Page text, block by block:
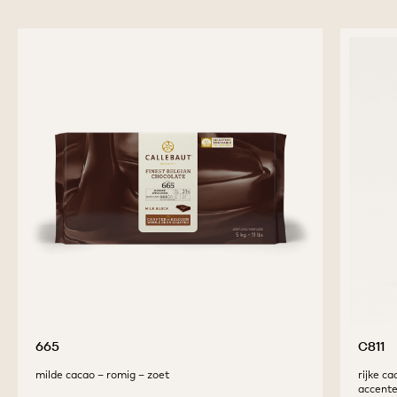
665
milde cacao – romig – zoet
C811
rijke